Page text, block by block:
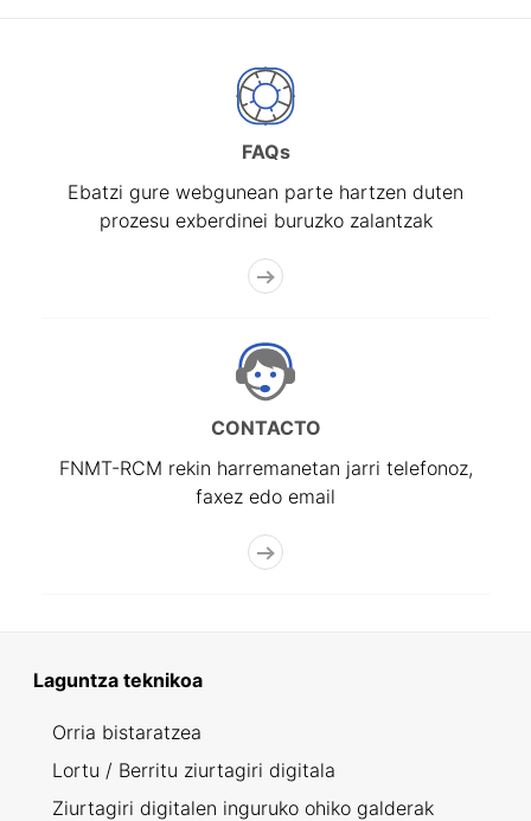
FAQs
Ebatzi gure webgunean parte hartzen duten
prozesu exberdinei buruzko zalantzak
CONTACTO
FNMT-RCM rekin harremanetan jarri telefonoz,
faxez edo email
Laguntza teknikoa
Orria bistaratzea
Lortu / Berritu ziurtagiri digitala
Ziurtagiri digitalen inguruko ohiko galderak